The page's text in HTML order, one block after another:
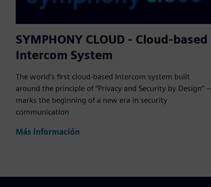
SYMPHONY CLOUD - Cloud-based
Intercom System
The world’s first cloud-based Intercom system built
around the principle of “Privacy and Security by Design” –
marks the beginning of a new era in security
communication
Más información